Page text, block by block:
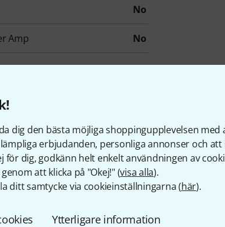
dig den bästa möjliga shoppingupplevelsen
erbjudanden, personliga annonser och att
för dig, godkänn helt enkelt användningen av
att klicka på "Okej!" (visa alla).
ditt samtycke via cookieinställningarna (här).
Ytterligare information
No
Amp No
108 A Basis Bundle